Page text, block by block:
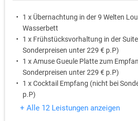
1 x Übernachtung in der 9 Welten
Wasserbett
1 x Frühstücksvorhaltung in der
Sonderpreisen unter 229 € p.P)
1 x Amuse Gueule Platte zum
Sonderpreisen unter 229 € p.P)
1 x Cocktail Empfang (nicht bei
p.P)
1 x Private Nutzung der 240qm
+ Alle 12 Leistungen anzeigen